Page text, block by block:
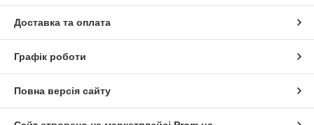
Доставка та оплата
Графік роботи
Повна версія сайту